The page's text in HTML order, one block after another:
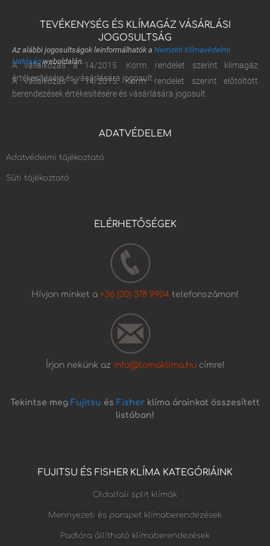
TEVÉKENYSÉG ÉS KLÍMAGÁZ VÁSÁRLÁSI
JOGOSULTSÁG
Az alábbi jogosultságok leinformálhatók a Nemzeti Klímavédelmi
Hatóságweboldalán.
A vállalkozás a 14/2015. Korm. rendelet szerint klímagáz
értékesítésére és vásárlására jogosult.
A vállalkozás a 14/2015. Korm. rendelet szerint előtöltött
berendezések értékesítésére és vásárlására jogosult.
ADATVÉDELEM
Adatvédelmi tájékoztató
Süti tájékoztató
ELÉRHETŐSÉGEK
Hívjon minket a +36 (30) 378 9904 telefonszámon!
Írjon nekünk az info@tomaklima.hucímre!
Tekintse meg Fujitsu és Fisher klíma árainkat összesített
listában!
FUJITSU ÉS FISHER KLÍMA KATEGÓRIÁINK
Oldalfali split klímák
Mennyezeti és parapet klímaberendezések
Padlóra állítható klímaberendezések